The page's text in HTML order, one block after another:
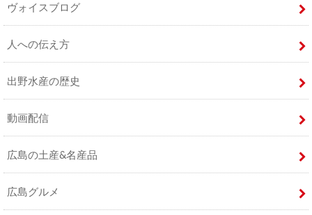
ヴォイスブログ
人への伝え方
出野水産の歴史
動画配信
広島の土産&名産品
広島グルメ